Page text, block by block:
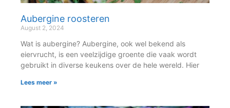
Aubergine roosteren
August 2, 2024
Wat is aubergine? Aubergine, ook wel bekend als
eiervrucht, is een veelzijdige groente die vaak wordt
gebruikt in diverse keukens over de hele wereld. Hier
Lees meer »